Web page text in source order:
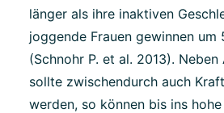
länger als ihre inaktiven
joggende Frauen gewinnen um
(Schnohr P. et al. 2013).
sollte zwischendurch auch
werden, so können bis ins